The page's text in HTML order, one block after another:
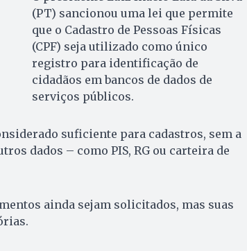
(PT) sancionou uma lei que permite
que o Cadastro de Pessoas Físicas
(CPF) seja utilizado como único
registro para identificação de
cidadãos em bancos de dados de
serviços públicos.
suficiente para cadastros, sem a
dados – como PIS, RG ou carteira de
ainda sejam solicitados, mas suas